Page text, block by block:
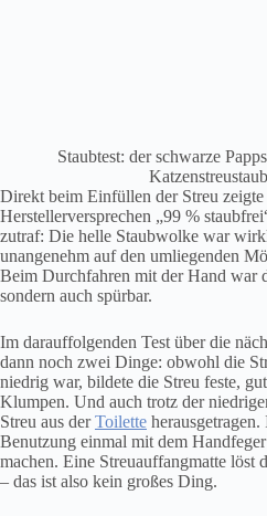
Staubtest: der schwarze
Direkt beim Einfüllen der Streu zeigte
Herstellerversprechen „99 %
zutraf: Die helle Staubwolke war
unangenehm auf den umliegenden
Beim Durchfahren mit der Hand war
sondern auch spürbar.
Im darauffolgenden Test über die
dann noch zwei Dinge: obwohl die
niedrig war, bildete die Streu feste,
Klumpen. Und auch trotz der
Streu aus derToilette
Benutzung einmal mit dem
machen. Eine Streuauffangmatte löst
– das ist also kein großes Ding.